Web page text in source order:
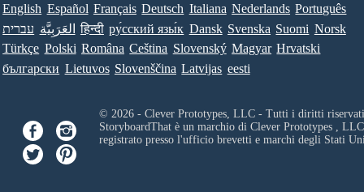
English Español Français Deutsch Italiana Nederlands Português
עברית العَرَبِيَّة हिन्दी ру́сский язы́к Dansk Svenska Suomi Norsk
Türkçe Polski Româna Ceština Slovenský Magyar Hrvatski
български Lietuvos Slovenščina Latvijas eesti
© 2026 - Clever Prototypes, LLC - Tutti i diritti
StoryboardThat è un marchio di Clever Prototypes , LLC
registrato presso l'ufficio brevetti e marchi degli Stati